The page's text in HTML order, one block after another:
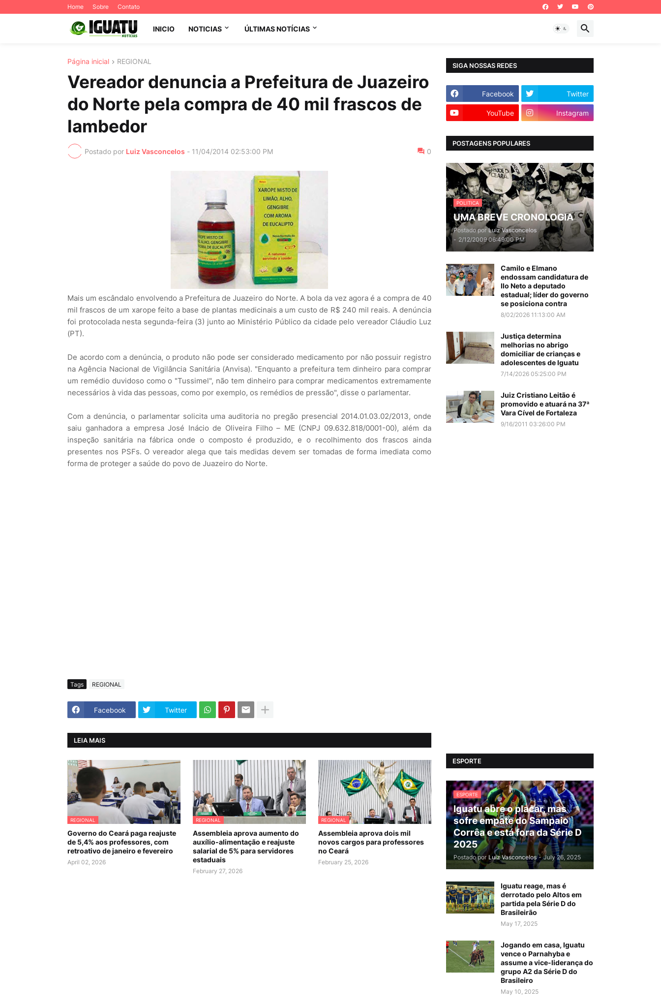
Home Sobre Contato
INICIO NOTICIAS ÚLTIMAS NOTÍCIAS
Página inicial REGIONAL
Vereador denuncia a Prefeitura de Juazeiro
do Norte pela compra de 40 mil frascos de
lambedor
Postado por Luiz Vasconcelos - 11/04/2014 02:53:00 PM 0
Mais um escândalo envolvendo a Prefeitura de Juazeiro do Norte. A bola da vez agora é a compra de 40
mil frascos de um xarope feito a base de plantas medicinais a um custo de R$ 240 mil reais. A denúncia
foi protocolada nesta segunda-feira (3) junto ao Ministério Público da cidade pelo vereador Cláudio Luz
(PT).
De acordo com a denúncia, o produto não pode ser considerado medicamento por não possuir registro
na Agência Nacional de Vigilância Sanitária (Anvisa). "Enquanto a prefeitura tem dinheiro para comprar
um remédio duvidoso como o "Tussimel", não tem dinheiro para comprar medicamentos extremamente
necessários à vida das pessoas, como por exemplo, os remédios de pressão", disse o parlamentar.
Com a denúncia, o parlamentar solicita uma auditoria no pregão presencial 2014.01.03.02/2013, onde
saiu ganhadora a empresa José Inácio de Oliveira Filho – ME (CNPJ 09.632.818/0001-00), além da
inspeção sanitária na fábrica onde o composto é produzido, e o recolhimento dos frascos ainda
presentes nos PSFs. O vereador alega que tais medidas devem ser tomadas de forma imediata como
forma de proteger a saúde do povo de Juazeiro do Norte.
Tags REGIONAL
Facebook Twitter
LEIA MAIS
REGIONAL
Governo do Ceará paga reajuste
de 5,4% aos professores, com
retroativo de janeiro e fevereiro
April 02, 2026
REGIONAL
Assembleia aprova aumento do
auxílio-alimentação e reajuste
salarial de 5% para servidores
estaduais
February 27, 2026
REGIONAL
Assembleia aprova dois mil
novos cargos para professores
no Ceará
February 25, 2026
SIGA NOSSAS REDES
Facebook Twitter
YouTube Instagram
POSTAGENS POPULARES
POLITICA
UMA BREVE CRONOLOGIA
Postado por Luiz Vasconcelos
- 2/12/2009 06:49:00 PM
Camilo e Elmano
endossam candidatura de
Ilo Neto a deputado
estadual; líder do governo
se posiciona contra
8/02/2026 11:13:00 AM
Justiça determina
melhorias no abrigo
domiciliar de crianças e
adolescentes de Iguatu
7/14/2026 05:25:00 PM
Juiz Cristiano Leitão é
promovido e atuará na 37ª
Vara Cível de Fortaleza
9/16/2011 03:26:00 PM
ESPORTE
ESPORTE
Iguatu abre o placar, mas
sofre empate do Sampaio
Corrêa e está fora da Série D
2025
Postado por Luiz Vasconcelos - July 26, 2025
Iguatu reage, mas é
derrotado pelo Altos em
partida pela Série D do
Brasileirão
May 17, 2025
Jogando em casa, Iguatu
vence o Parnahyba e
assume a vice-liderança do
grupo A2 da Série D do
Brasileiro
May 10, 2025